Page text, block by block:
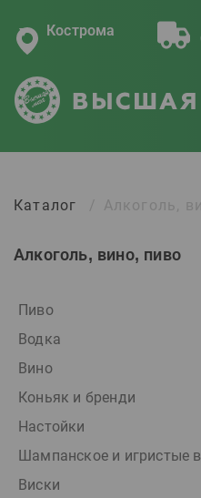
Кострома
Каталог Алкоголь,
Алкоголь, вино, пиво
Пиво
Водка
Вино
Коньяк и бренди
Настойки
Шампанское и игристые
Виски